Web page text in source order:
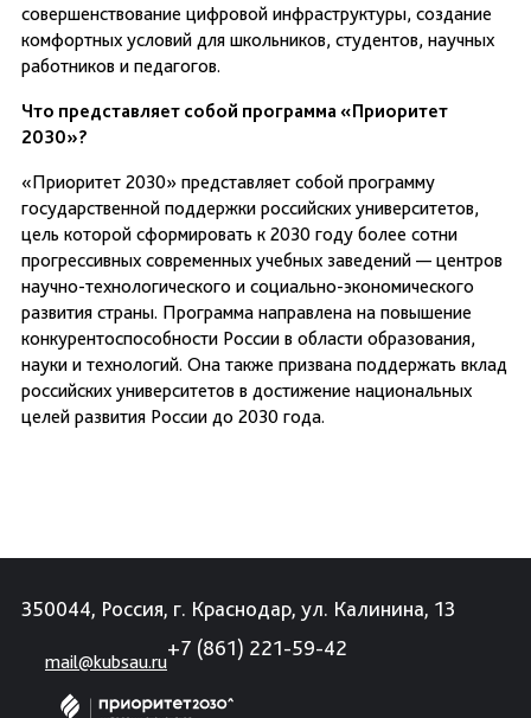
совершенствование цифровой инфраструктуры, создание
комфортных условий для школьников, студентов, научных
работников и педагогов.
Что представляет собой программа «Приоритет
2030»?
«Приоритет 2030» представляет собой программу
государственной поддержки российских университетов,
цель которой сформировать к 2030 году более сотни
прогрессивных современных учебных заведений — центров
научно-технологического и социально-экономического
развития страны. Программа направлена на повышение
конкурентоспособности России в области образования,
науки и технологий. Она также призвана поддержать вклад
российских университетов в достижение национальных
целей развития России до 2030 года.
350044, Россия, г. Краснодар, ул. Калинина, 13
mail@kubsau.ru
+7 (861) 221-59-42